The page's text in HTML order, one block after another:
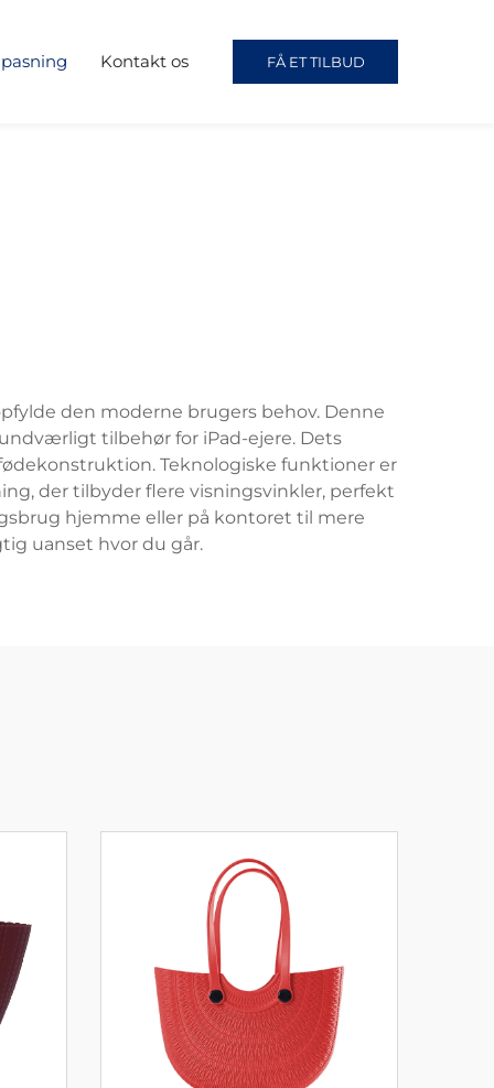
Kontakt os FÅ ET TILBUD
den moderne brugers behov. Denne
tilbehør for iPad-ejere. Dets
Teknologiske funktioner er
der tilbyder flere visningsvinkler, perfekt
hjemme eller på kontoret til mere
uanset hvor du går.